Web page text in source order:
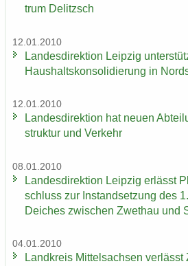
trum De­litzsch
12.01.2010
Lan­des­di­rek­ti­on Leip­zig
Haus­halts­kon­so­li­die­rung in
12.01.2010
Lan­des­di­rek­ti­on hat neuen
struk­tur und Ver­kehr
08.01.2010
Lan­des­di­rek­ti­on Leip­zig er­lässt
schluss zur In­stand­set­zung des
Dei­ches zwi­schen Zwet­hau und
04.01.2010
Land­kreis Mit­tel­sach­sen ver­lässt